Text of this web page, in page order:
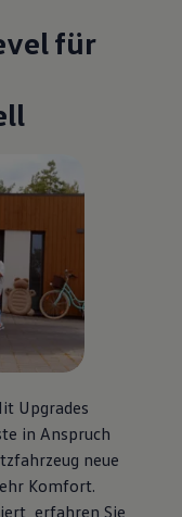
für
Upgrades
in Anspruch
neue
Komfort.
erfahren Sie